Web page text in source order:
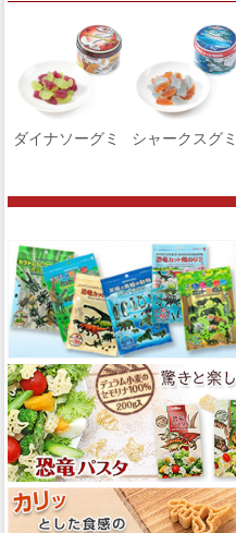
ダイナソーグミ シャークスグミ